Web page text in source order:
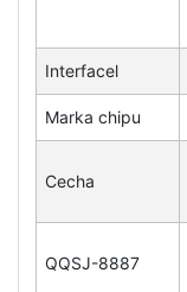
Interfacel
Marka chipu
Cecha
QQSJ-8887